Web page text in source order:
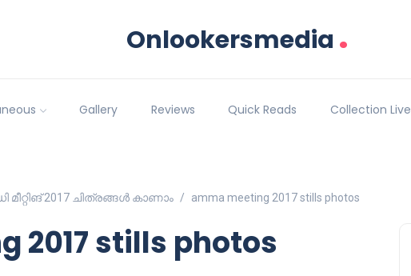
Onlookersmedia .
Gallery Reviews Quick Reads Collection Live
2017 ചിത്രങ്ങള്‍ കാണാം amma meeting 2017 stills photos
2017 stills photos